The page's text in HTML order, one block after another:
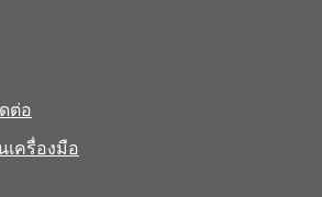
ต่อ
เครื่องมือ